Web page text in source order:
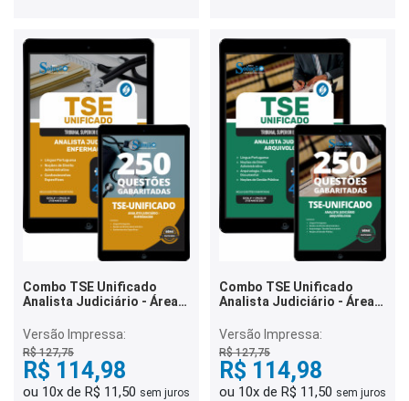
Combo TSE Unificado
Analista Judiciário - Área:
Especialidade:
Enfermagem
Versão Impressa:
R$ 127,75
R$ 114,98
ou 10x de R$ 11,50 sem juros
Combo TSE Unificado
Analista Judiciário - Área:
Especialidade:
Arquivologia
Versão Impressa:
R$ 127,75
R$ 114,98
ou 10x de R$ 11,50 sem juros